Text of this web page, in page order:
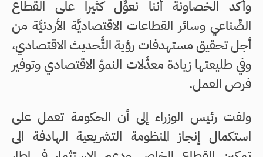
وأكد الخصاونة أننا نعوِّل كثيراً على القطاع
الصِّناعي وسائر القطاعات الاقتصاديَّة الأردنيَّة من
أجل تحقيق مستهدفات رؤية التَّحديث الاقتصادي،
وفي طليعتها زيادة معدَّلات النموّ الاقتصادي وتوفير
فرص العمل.
ولفت رئيس الوزراء إلى أن الحكومة تعمل على
استكمال إنجاز المنظومة التشريعية الهادفة الى